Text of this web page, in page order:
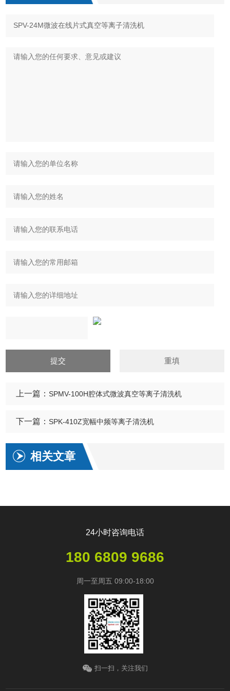
上一篇：SPMV-100H腔体式微波真空等离子清洗机
下一篇：SPK-410Z宽幅中频等离子清洗机
相关文章
24小时咨询电话
180 6809 9686
周一至周五 09:00-18:00
扫一扫，关注我们